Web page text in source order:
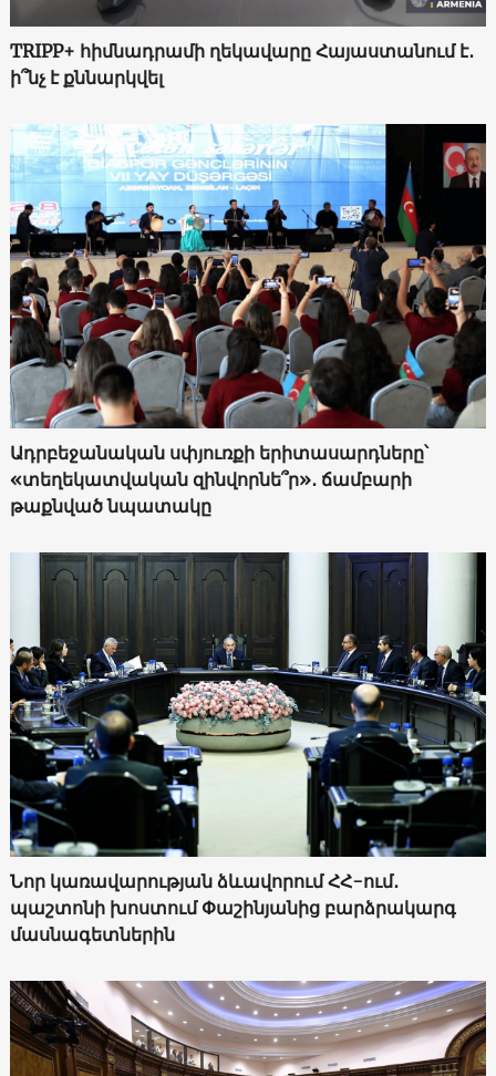
TRIPP+ հիմնադրամի ղեկավարը Հայաստանում է․
ի՞նչ է քննարկվել
Ադրբեջանական սփյուռքի երիտասարդները՝
«տեղեկատվական զինվորնե՞ր»․ ճամբարի
թաքնված նպատակը
Նոր կառավարության ձևավորում ՀՀ-ում․
պաշտոնի խոստում Փաշինյանից բարձրակարգ
մասնագետներին